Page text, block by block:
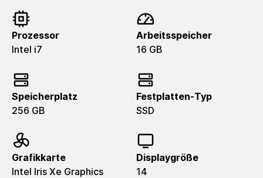
Prozessor
Intel i7
Arbeitsspeicher
16 GB
Speicherplatz
256 GB
Festplatten-Typ
SSD
Grafikkarte
Intel Iris Xe Graphics
Displaygröße
14